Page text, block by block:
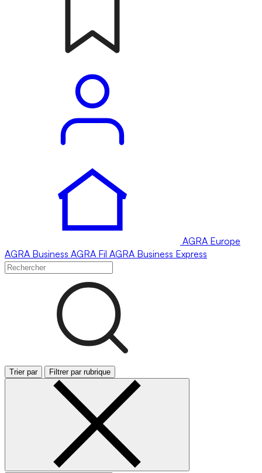
AGRA Europe
AGRA Business AGRA Fil AGRA Business Express
Trier par Filtrer par rubrique